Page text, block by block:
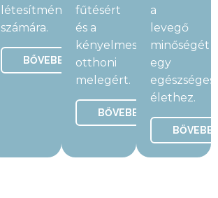
létesítmények
számára.
BŐVEBBEN
fűtésért
és a
kényelmes
otthoni
melegért.
BŐVEBBEN
a
levegő
minőségét
egy
egészséges
élethez.